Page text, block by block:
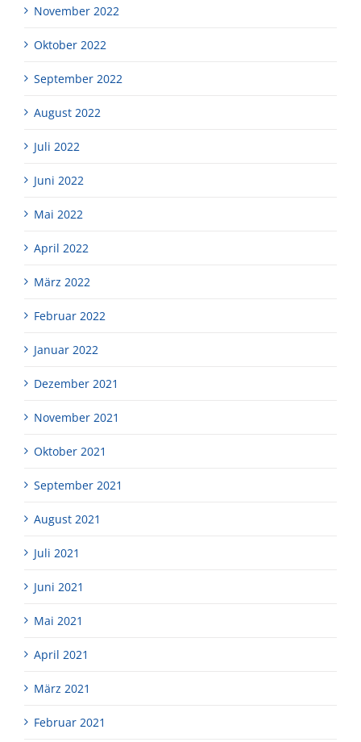
November 2022
Oktober 2022
September 2022
August 2022
Juli 2022
Juni 2022
Mai 2022
April 2022
März 2022
Februar 2022
Januar 2022
Dezember 2021
November 2021
Oktober 2021
September 2021
August 2021
Juli 2021
Juni 2021
Mai 2021
April 2021
März 2021
Februar 2021